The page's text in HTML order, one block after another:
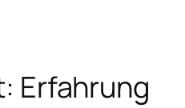
Erfahrung